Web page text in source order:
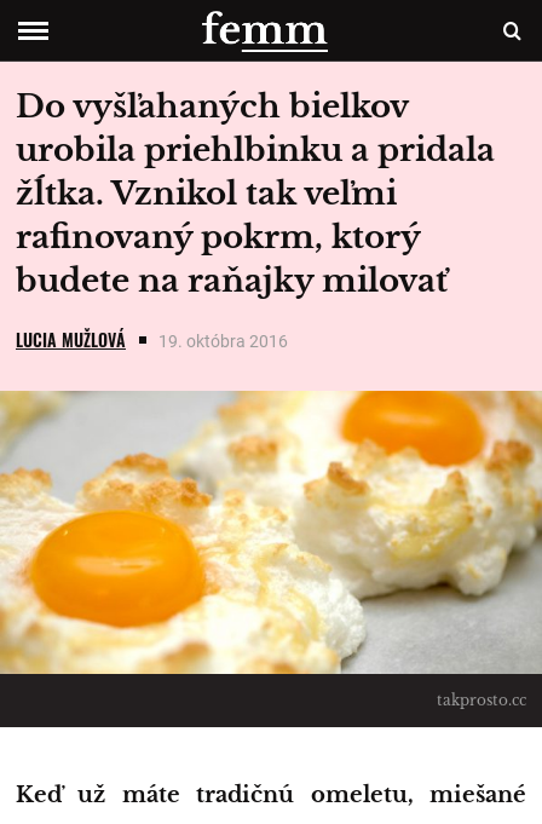
Do vyšľahaných bielkov
urobila priehlbinku a pridala
žĺtka. Vznikol tak veľmi
rafinovaný pokrm, ktorý
budete na raňajky milovať
LUCIA MUŽLOVÁ 19. októbra 2016
takprosto.cc
Keď už máte tradičnú omeletu, miešané